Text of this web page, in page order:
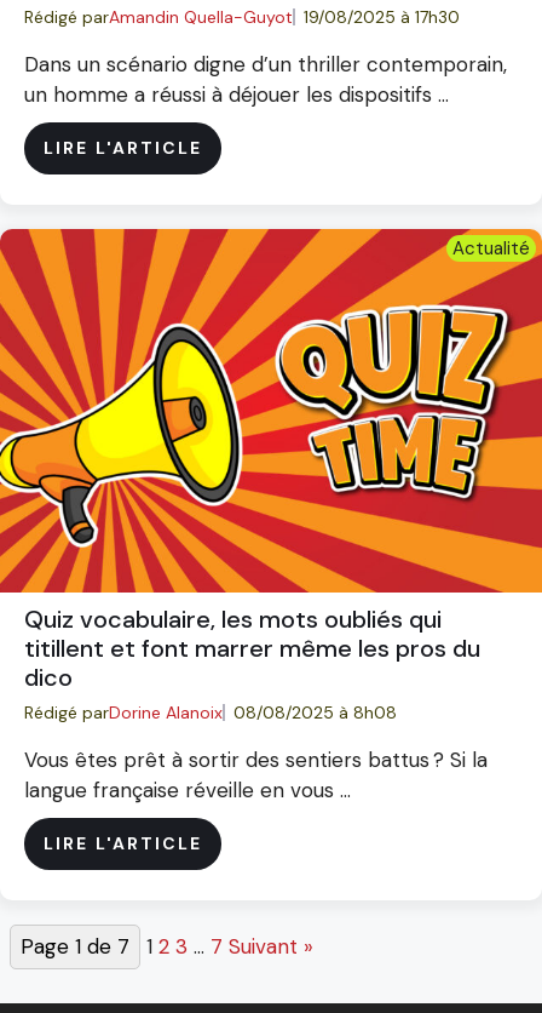
Rédigé parAmandin Quella-Guyot 19/08/2025 à 17h30
Dans un scénario digne d’un thriller contemporain,
un homme a réussi à déjouer les dispositifs ...
LIRE L'ARTICLE
Actualité
Quiz vocabulaire, les mots oubliés qui
titillent et font marrer même les pros du
dico
Rédigé parDorine Alanoix 08/08/2025 à 8h08
Vous êtes prêt à sortir des sentiers battus ? Si la
langue française réveille en vous ...
LIRE L'ARTICLE
Page 1 de 7 1 2 3 … 7 Suivant »